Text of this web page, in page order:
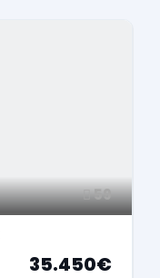
59
35.450€